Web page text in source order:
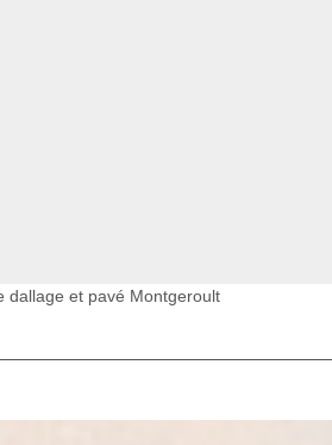
dallage et pavé Montgeroult